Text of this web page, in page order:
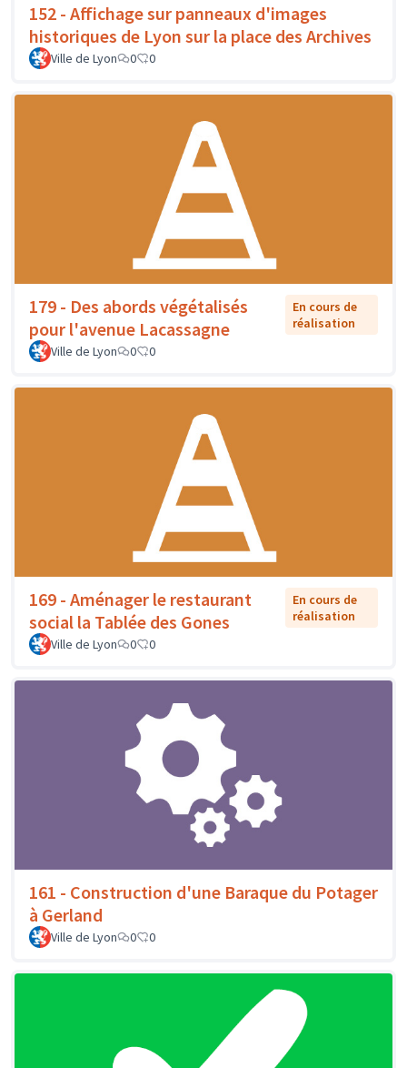
152 - Affichage sur panneaux d'images
historiques de Lyon sur la place des Archives
Ville de Lyon 0 0
179 - Des abords végétalisés
pour l'avenue Lacassagne
En cours de
réalisation
Ville de Lyon
0 0
169 - Aménager le restaurant
social la Tablée des Gones
En cours de
réalisation
Ville de Lyon
0 0
161 - Construction d'une Baraque du Potager
à Gerland
Ville de Lyon 0 0